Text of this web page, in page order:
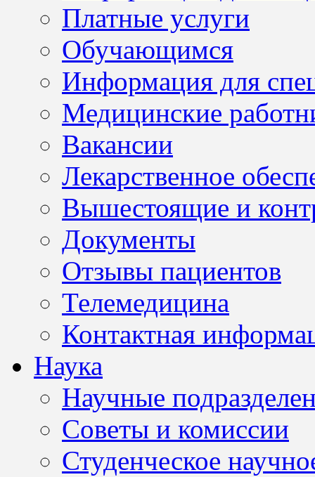
Платные услуги
Обучающимся
Информация для
Медицинские
Вакансии
Лекарственное
Вышестоящие и
Документы
Отзывы пациентов
Телемедицина
Контактная
Наука
Научные
Советы и комиссии
Студенческое